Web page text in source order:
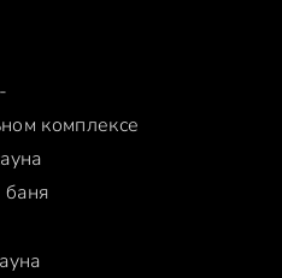
комплексе